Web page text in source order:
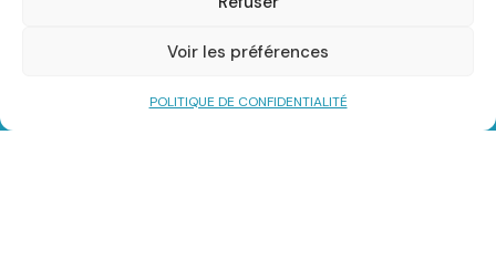
Voir les préférences
POLITIQUE DE CONFIDENTIALITÉ